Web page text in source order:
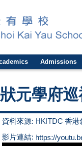
Admissions
元學府
資料來源: HKITDC 香
影片連結: https://